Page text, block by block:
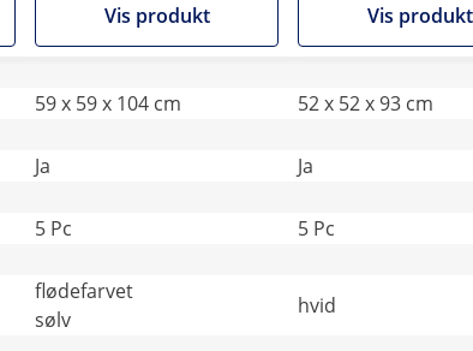
Vis produkt Vis produkt
59 x 59 x 104 cm 52 x 52 x 93 cm
Ja Ja
5 Pc 5 Pc
flødefarvet
sølv
hvid